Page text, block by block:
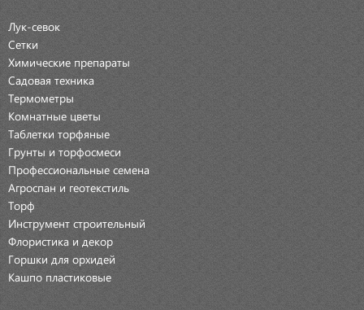
Лук-севок
Сетки
Химические препараты
Садовая техника
Термометры
Комнатные цветы
Таблетки торфяные
Грунты и торфосмеси
Профессиональные семена
Агроспан и геотекстиль
Торф
Инструмент строительный
Флористика и декор
Горшки для орхидей
Кашпо пластиковые